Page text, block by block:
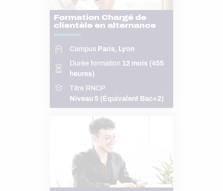
Formation Chargé de
clientèle en alternance
Campus Paris, Lyon
Durée formation 12 mois (455
heures)
Titre RNCP
Niveau 5 (Équivalent Bac+2)